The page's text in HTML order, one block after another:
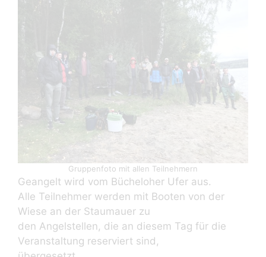
Gruppenfoto mit allen Teilnehmern
Geangelt wird vom Bücheloher Ufer aus.
Alle Teilnehmer werden mit Booten von der
Wiese an der Staumauer zu
den Angelstellen, die an diesem Tag für die
Veranstaltung reserviert sind,